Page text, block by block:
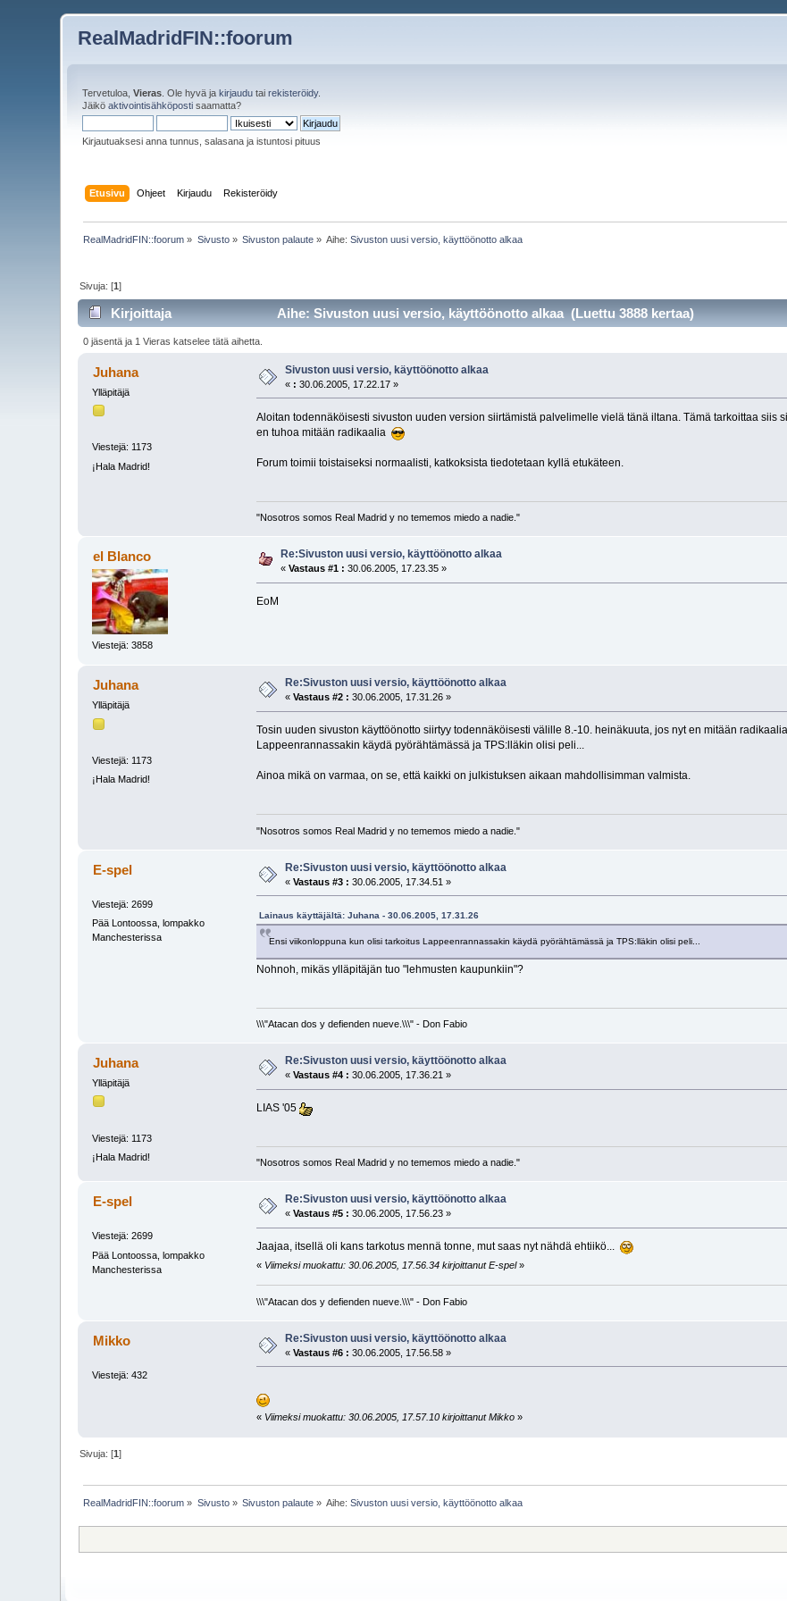
RealMadridFIN::foorum
Tervetuloa,Vieras . Ole hyvä jakirjaudu tairekisteröidy.
Jäiköaktivointisähköposti saamatta?
Kirjautuaksesi anna tunnus, salasana ja istuntosi pituus
Etusivu Ohjeet Kirjaudu Rekisteröidy
RealMadridFIN::foorum » Sivusto» Sivuston palaute » Aihe:Sivuston uusi versio, käyttöönotto alkaa
Sivuja: [1]
Kirjoittaja Aihe: Sivuston uusi versio, käyttöönotto alkaa (Luettu 3888 kertaa)
0 jäsentä ja 1 Vieras katselee tätä aihetta.
Juhana
Ylläpitäjä
Viestejä: 1173
¡Hala Madrid!
Sivuston uusi versio, käyttöönotto alkaa
« : 30.06.2005, 17.22.17 »
Aloitan todennäköisesti sivuston uuden version siirtämistä palvelimelle vielä tänä iltana. Tämä tarkoittaa siis
en tuhoa mitään radikaalia
Forum toimii toistaiseksi normaalisti, katkoksista tiedotetaan kyllä etukäteen.
"Nosotros somos Real Madrid y no tememos miedo a nadie."
el Blanco
Viestejä: 3858
Re:Sivuston uusi versio, käyttöönotto alkaa
«Vastaus #1 : 30.06.2005, 17.23.35 »
EoM
Juhana
Ylläpitäjä
Viestejä: 1173
¡Hala Madrid!
Re:Sivuston uusi versio, käyttöönotto alkaa
«Vastaus #2 : 30.06.2005, 17.31.26 »
Tosin uuden sivuston käyttöönotto siirtyy todennäköisesti välille 8.-10. heinäkuuta, jos nyt en mitään
Lappeenrannassakin käydä pyörähtämässä ja TPS:lläkin olisi peli...
Ainoa mikä on varmaa, on se, että kaikki on julkistuksen aikaan mahdollisimman valmista.
"Nosotros somos Real Madrid y no tememos miedo a nadie."
E-spel
Viestejä: 2699
Pää Lontoossa, lompakko
Manchesterissa
Re:Sivuston uusi versio, käyttöönotto alkaa
«Vastaus #3 : 30.06.2005, 17.34.51 »
Lainaus käyttäjältä: Juhana - 30.06.2005, 17.31.26
Ensi viikonloppuna kun olisi tarkoitus Lappeenrannassakin käydä pyörähtämässä ja TPS:lläkin olisi peli...
Nohnoh, mikäs ylläpitäjän tuo "lehmusten kaupunkiin"?
\\\"Atacan dos y defienden nueve.\\\" - Don Fabio
Juhana
Ylläpitäjä
Viestejä: 1173
¡Hala Madrid!
Re:Sivuston uusi versio, käyttöönotto alkaa
«Vastaus #4 : 30.06.2005, 17.36.21 »
LIAS '05
"Nosotros somos Real Madrid y no tememos miedo a nadie."
E-spel
Viestejä: 2699
Pää Lontoossa, lompakko
Manchesterissa
Re:Sivuston uusi versio, käyttöönotto alkaa
«Vastaus #5 : 30.06.2005, 17.56.23 »
Jaajaa, itsellä oli kans tarkotus mennä tonne, mut saas nyt nähdä ehtiikö...
« Viimeksi muokattu: 30.06.2005, 17.56.34 kirjoittanut E-spel»
\\\"Atacan dos y defienden nueve.\\\" - Don Fabio
Mikko
Viestejä: 432
Re:Sivuston uusi versio, käyttöönotto alkaa
«Vastaus #6 : 30.06.2005, 17.56.58 »
« Viimeksi muokattu: 30.06.2005, 17.57.10 kirjoittanut Mikko»
Sivuja: [1]
RealMadridFIN::foorum » Sivusto» Sivuston palaute » Aihe:Sivuston uusi versio, käyttöönotto alkaa